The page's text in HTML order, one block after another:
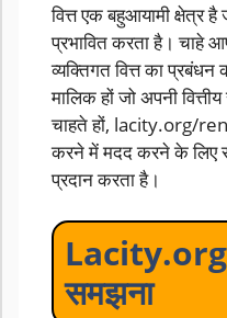
वित्त एक बहुआयामी क्षेत्र
प्रभावित करता है। चाहे
व्यक्तिगत वित्त का
मालिक हों जो अपनी
चाहते हों, lacity.org/
करने में मदद करने के लिए
प्रदान करता है।
समझना